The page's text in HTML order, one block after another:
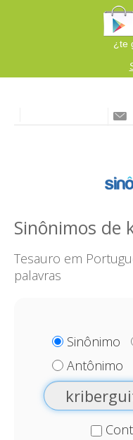
¿te
Sinônimos de
Tesauro em
palavras
Sinônimo
Antônimo